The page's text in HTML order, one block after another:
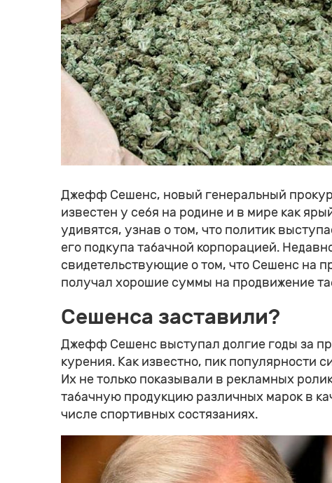
Джефф Сешенс, новый генеральный
известен у себя на родине и в мире как
удивятся, узнав о том, что политик
его подкупа табачной корпорацией.
свидетельствующие о том, что Сешенс на
получал хорошие суммы на продвижение
Сешенса заставили?
Джефф Сешенс выступал долгие годы за
курения. Как известно, пик популярности
Их не только показывали в рекламных
табачную продукцию различных марок в
числе спортивных состязаниях.